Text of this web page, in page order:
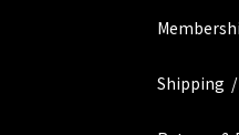
Shipping /